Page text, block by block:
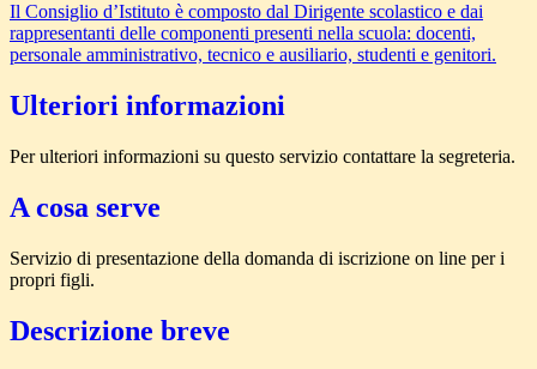
Il Consiglio d’Istituto è composto dal Dirigente scolastico e dai
rappresentanti delle componenti presenti nella scuola: docenti,
personale amministrativo, tecnico e ausiliario, studenti e genitori.
Ulteriori informazioni
Per ulteriori informazioni su questo servizio contattare la segreteria.
A cosa serve
Servizio di presentazione della domanda di iscrizione on line per i
propri figli.
Descrizione breve